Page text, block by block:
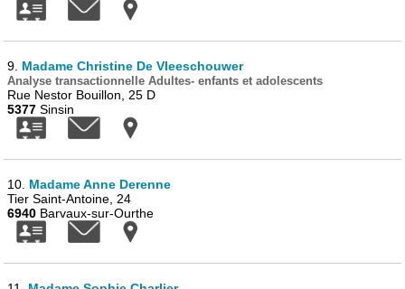
9. Madame Christine De Vleeschouwer
Analyse transactionnelle Adultes- enfants et adolescents
Rue Nestor Bouillon, 25 D
5377 Sinsin
10. Madame Anne Derenne
Tier Saint-Antoine, 24
6940 Barvaux-sur-Ourthe